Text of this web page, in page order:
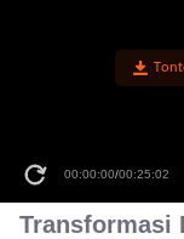
00:00:00/00:25:02
Transformasi